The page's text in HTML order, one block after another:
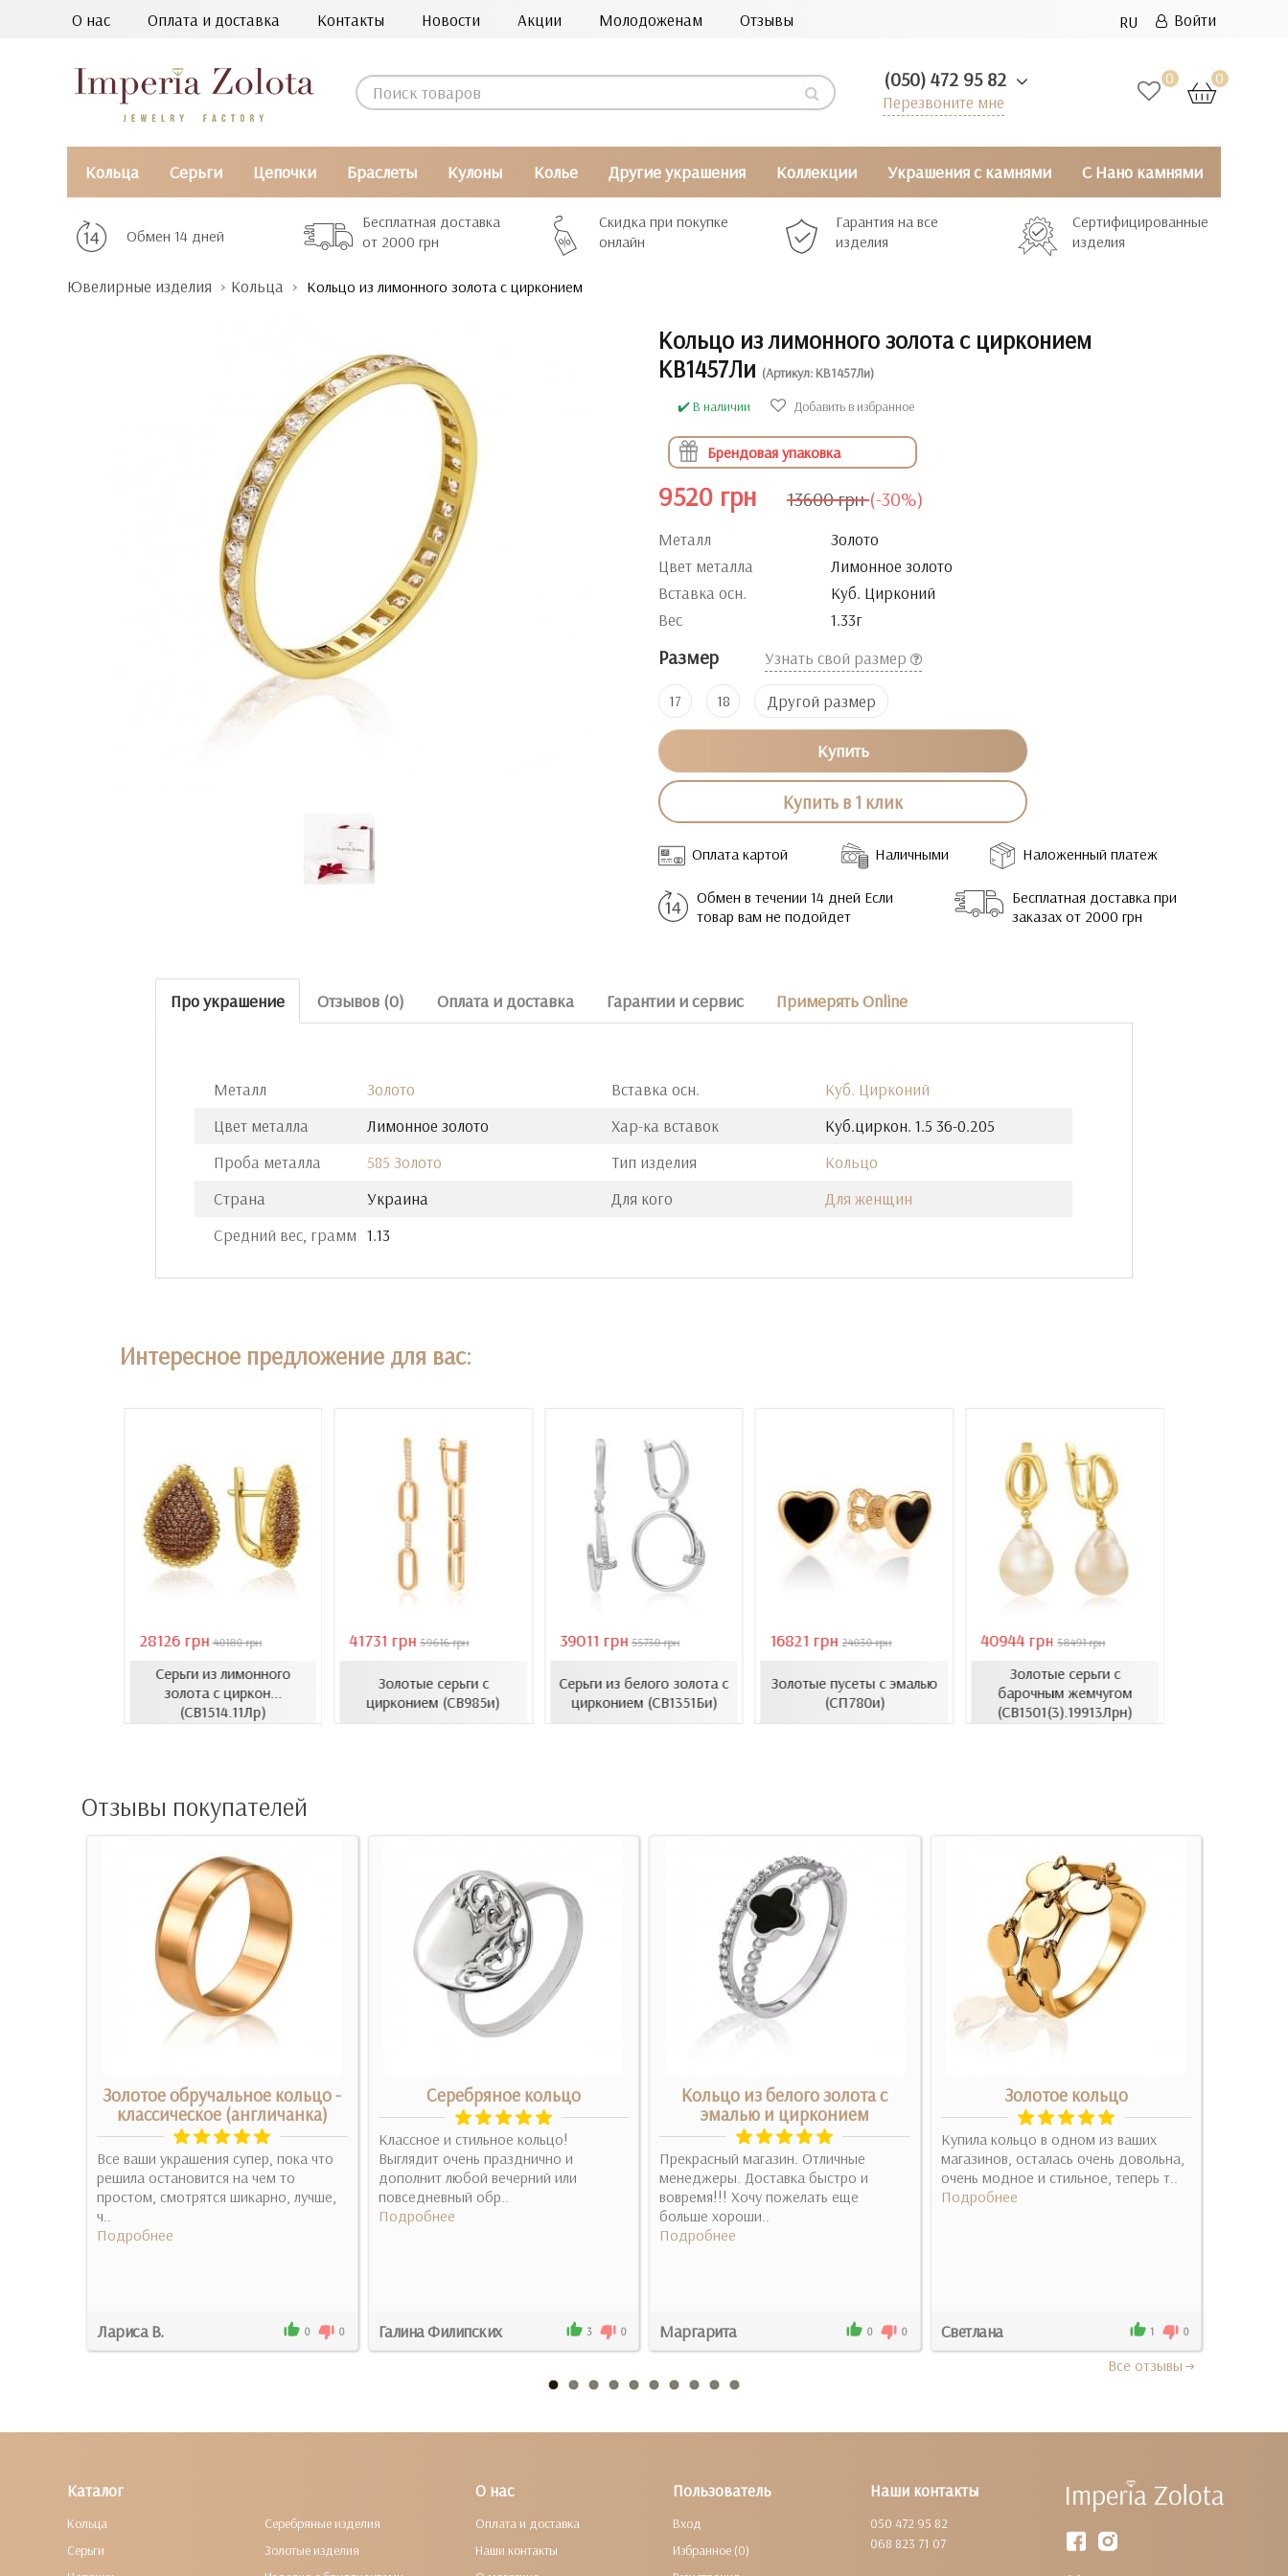
О нас Оплата и доставка Контакты Новости Акции Молодоженам Отзывы RU Войти
0 0
(050) 472 95 82
Перезвоните мне
Кольца Серьги Цепочки Браслеты Кулоны Колье Другие украшения Коллекции Украшения с камнями С Нано камнями
Обмен 14 дней
Бесплатная доставка
от 2000 грн
Скидка при покупке
онлайн
Гарантия на все
изделия
Сертифицированные
изделия
Ювелирные изделия Кольца Кольцо из лимонного золота с цирконием
Кольцо из лимонного золота с цирконием
КВ1457Ли (Артикул: КВ1457Ли)
✔️ В наличии
Добавить в избранное
Брендовая упаковка
9520 грн 13600 грн (-30%)
Металл
Золото
Цвет металла
Лимонное золото
Вставка осн.
Куб. Цирконий
Вес
1.33г
Размер Узнать свой размер
17 18 Другой размер
Купить
Купить в 1 клик
Оплата картой Наличными Наложенный платеж
Обмен в течении 14 дней Если
товар вам не подойдет
Бесплатная доставка при
заказах от 2000 грн
Про украшение Отзывов (0) Оплата и доставка Гарантии и сервис Примерять Online
Металл
Золото
Цвет металла
Лимонное золото
Проба металла
585 Золото
Страна
Украина
Средний вес, грамм 1.13
Вставка осн.
Куб. Цирконий
Хар-ка вставок
Куб.циркон. 1.5 36-0.205
Тип изделия
Кольцо
Для кого
Для женщин
Интересное предложение для вас:
28126 грн 40180 грн
Серьги из лимонного
золота с циркон...
(СВ1514.11Лр)
41731 грн 59616 грн
Золотые серьги с
цирконием (СВ985и)
39011 грн 55730 грн
Серьги из белого золота с
цирконием (СВ1351Би)
16821 грн 24030 грн
Золотые пусеты с эмалью
(СП780и)
40944 грн 58491 грн
Золотые серьги с
барочным жемчугом
(СВ1501(3).19913Лрн)
Отзывы покупателей
Золотое обручальное кольцо -
классическое (англичанка)
Все ваши украшения супер, пока что
решила остановится на чем то
простом, смотрятся шикарно, лучше,
ч..
Подробнее
Лариса В. 0 0
Серебряное кольцо
Классное и стильное кольцо!
Выглядит очень празднично и
дополнит любой вечерний или
повседневный обр..
Подробнее
Галина Филипских 3 0
Кольцо из белого золота с
эмалью и цирконием
Прекрасный магазин. Отличные
менеджеры. Доставка быстро и
вовремя!!! Хочу пожелать еще
больше хороши..
Подробнее
Маргарита 0 0
Золотое кольцо
Купила кольцо в одном из ваших
магазинов, осталась очень довольна,
очень модное и стильное, теперь т..
Подробнее
Светлана 1 0
Все отзывы
Наши контакты
050 472 95 82
068 823 71 07
Каталог
Кольца
Серьги
Серебряные изделия
Золотые изделия
О нас
Оплата и доставка
Наши контакты
Пользователь
Вход
Избранное (0)